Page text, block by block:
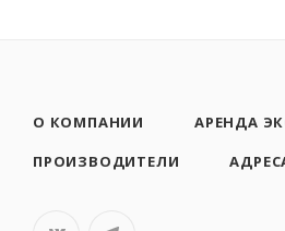
О КОМПАНИИ АРЕНДА
ПРОИЗВОДИТЕЛИ